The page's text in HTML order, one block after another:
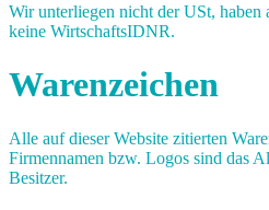
Wir unterliegen nicht der USt, haben
keine WirtschaftsIDNR.
Warenzeichen
Alle auf dieser Website zitierten
Firmennamen bzw. Logos sind das
Besitzer.